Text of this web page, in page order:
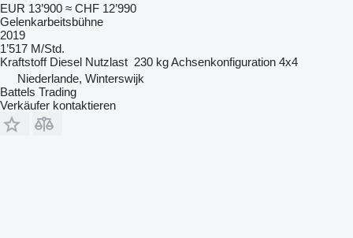
EUR 13’900 ≈ CHF 12’990
Gelenkarbeitsbühne
2019
1’517 M/Std.
Kraftstoff Diesel Nutzlast 230 kgAchsenkonfiguration 4x4
Niederlande, Winterswijk
Battels Trading
Verkäufer kontaktieren